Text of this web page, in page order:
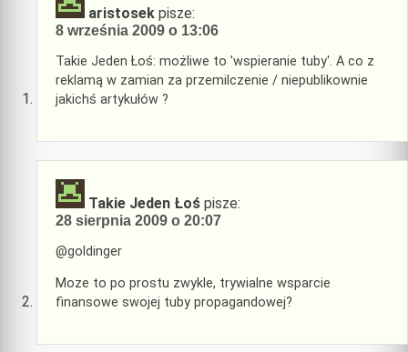
aristosek pisze:
8 września 2009 o 13:06
Takie Jeden Łoś: możliwe to 'wspieranie tuby'. A co z
reklamą w zamian za przemilczenie / niepublikownie
jakichś artykułów ?
Takie Jeden Łoś pisze:
28 sierpnia 2009 o 20:07
@goldinger
Moze to po prostu zwykle, trywialne wsparcie
finansowe swojej tuby propagandowej?